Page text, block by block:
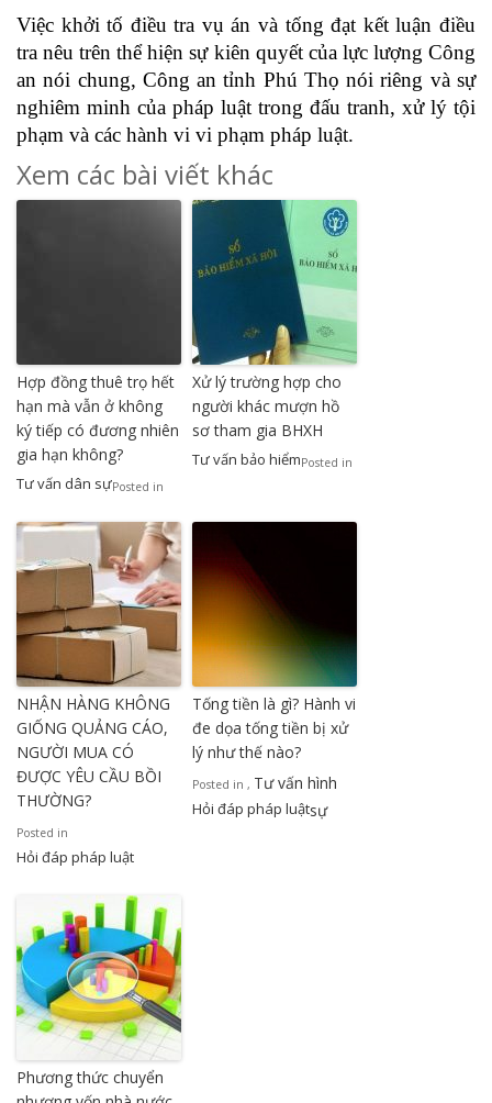
Việc khởi tố điều tra vụ án và tống đạt kết luận điều
tra nêu trên thể hiện sự kiên quyết của lực lượng Công
an nói chung, Công an tỉnh Phú Thọ nói riêng và sự
nghiêm minh của pháp luật trong đấu tranh, xử lý tội
phạm và các hành vi vi phạm pháp luật.
Xem các bài viết khác
Hợp đồng thuê trọ hết
hạn mà vẫn ở không
ký tiếp có đương nhiên
gia hạn không?
Posted in
Tư vấn dân sự
Xử lý trường hợp cho
người khác mượn hồ
sơ tham gia BHXH
Posted in
Tư vấn bảo hiểm
NHẬN HÀNG KHÔNG
GIỐNG QUẢNG CÁO,
NGƯỜI MUA CÓ
ĐƯỢC YÊU CẦU BỒI
THƯỜNG?
Posted in
Hỏi đáp pháp luật
Tống tiền là gì? Hành vi
đe dọa tống tiền bị xử
lý như thế nào?
Posted in
Hỏi đáp pháp luật
, Tư vấn hình
sự
Phương thức chuyển